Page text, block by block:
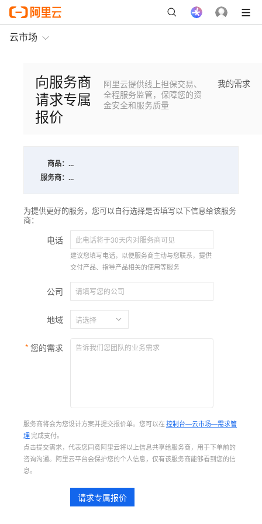
云市场
向服务商
请求专属
报价
阿里云提供线上担保交易、
全程服务监管，保障您的资
金安全和服务质量
我的需求
商品： ...
服务商： ...
为提供更好的服务，您可以自行选择是否填写以下信息给该服务
商：
电话
建议您填写电话，以便服务商主动与您联系，提供
交付产品、指导产品相关的使用等服务
公司
地域
您的需求
服务商将会为您设计方案并提交报价单。您可以在控制台—云市场—需求管
理完成支付。
点击提交需求，代表您同意阿里云将以上信息共享给服务商，用于下单前的
咨询沟通。阿里云平台会保护您的个人信息，仅有该服务商能够看到您的信
息。
请求专属报价